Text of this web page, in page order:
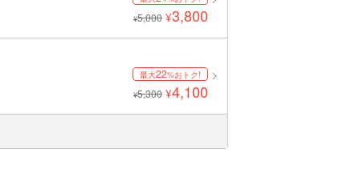
¥5,000 ¥3,800
最大22%おトク!
¥5,300 ¥4,100